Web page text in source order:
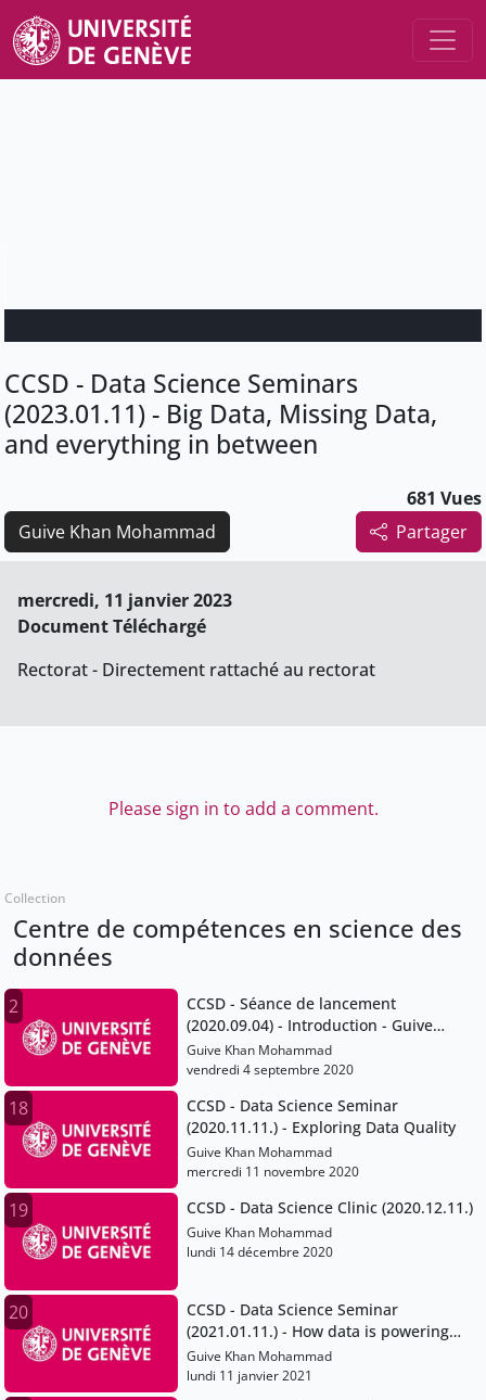
CCSD - Data Science Seminars
(2023.01.11) - Big Data, Missing Data,
and everything in between
681 Vues
Partager
Guive Khan Mohammad
mercredi, 11 janvier 2023
Document Téléchargé
Rectorat - Directement rattaché au rectorat
Please sign in to add a comment.
Collection
Centre de compétences en science des
données
2
CCSD - Séance de lancement
(2020.09.04) - Introduction - Guive
Khan.mp4
Guive Khan Mohammad
vendredi 4 septembre 2020
18
CCSD - Data Science Seminar
(2020.11.11.) - Exploring Data Quality
Guive Khan Mohammad
mercredi 11 novembre 2020
19 CCSD - Data Science Clinic (2020.12.11.)
Guive Khan Mohammad
lundi 14 décembre 2020
20
CCSD - Data Science Seminar
(2021.01.11.) - How data is powering
more open and collaborative forms of
science
Guive Khan Mohammad
lundi 11 janvier 2021